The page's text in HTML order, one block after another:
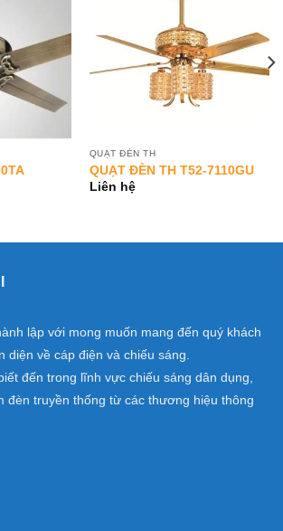
QUẠT ĐÈN TH
QUẠT ĐÈN TH T52-7110GU
Liên hệ
lập với mong muốn mang đến quý khách
diện về cáp điện và chiếu sáng.
đến trong lĩnh vực chiếu sáng dân dụng,
đèn truyền thống từ các thương hiệu thông